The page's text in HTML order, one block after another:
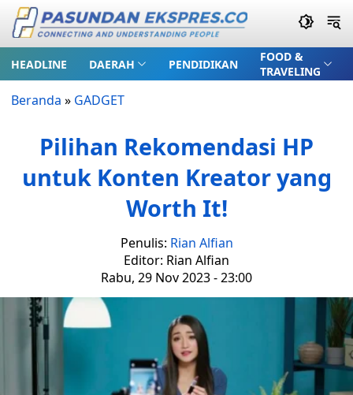
HEADLINE DAERAH PENDIDIKAN
FOOD &
TRAVELING
Beranda » GADGET
Pilihan Rekomendasi HP
untuk Konten Kreator yang
Worth It!
Penulis: Rian Alfian
Editor: Rian Alfian
Rabu, 29 Nov 2023 - 23:00